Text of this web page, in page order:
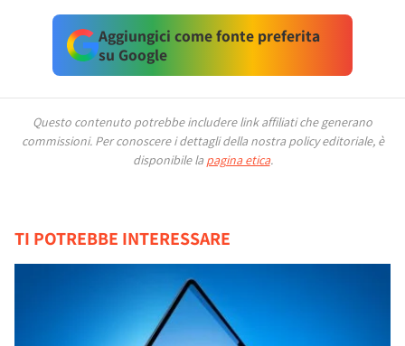
Aggiungici come fonte preferita
su Google
Questo contenuto potrebbe includere link affiliati che generano
commissioni. Per conoscere i dettagli della nostra policy editoriale, è
disponibile la pagina etica.
TI POTREBBE INTERESSARE